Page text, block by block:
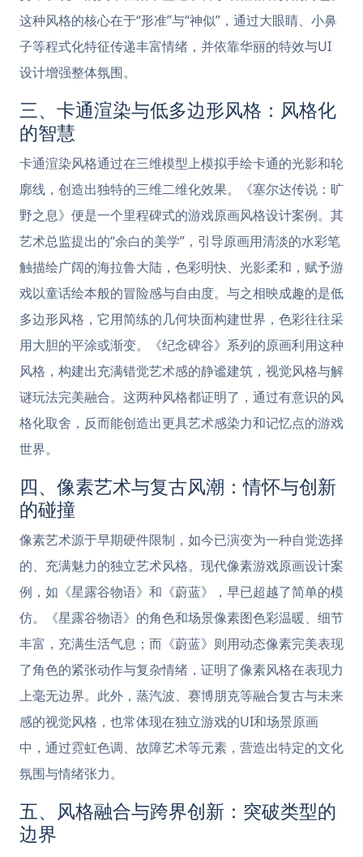
这种风格的核心在于“形准”与“神似”，通过大眼睛、小鼻
子等程式化特征传递丰富情绪，并依靠华丽的特效与UI
设计增强整体氛围。
三、卡通渲染与低多边形风格：风格化
的智慧
卡通渲染风格通过在三维模型上模拟手绘卡通的光影和轮
廓线，创造出独特的三维二维化效果。《塞尔达传说：旷
野之息》便是一个里程碑式的游戏原画风格设计案例。其
艺术总监提出的“余白的美学”，引导原画用清淡的水彩笔
触描绘广阔的海拉鲁大陆，色彩明快、光影柔和，赋予游
戏以童话绘本般的冒险感与自由度。与之相映成趣的是低
多边形风格，它用简练的几何块面构建世界，色彩往往采
用大胆的平涂或渐变。《纪念碑谷》系列的原画利用这种
风格，构建出充满错觉艺术感的静谧建筑，视觉风格与解
谜玩法完美融合。这两种风格都证明了，通过有意识的风
格化取舍，反而能创造出更具艺术感染力和记忆点的游戏
世界。
四、像素艺术与复古风潮：情怀与创新
的碰撞
像素艺术源于早期硬件限制，如今已演变为一种自觉选择
的、充满魅力的独立艺术风格。现代像素游戏原画设计案
例，如《星露谷物语》和《蔚蓝》，早已超越了简单的模
仿。《星露谷物语》的角色和场景像素图色彩温暖、细节
丰富，充满生活气息；而《蔚蓝》则用动态像素完美表现
了角色的紧张动作与复杂情绪，证明了像素风格在表现力
上毫无边界。此外，蒸汽波、赛博朋克等融合复古与未来
感的视觉风格，也常体现在独立游戏的UI和场景原画
中，通过霓虹色调、故障艺术等元素，营造出特定的文化
氛围与情绪张力。
五、风格融合与跨界创新：突破类型的
边界